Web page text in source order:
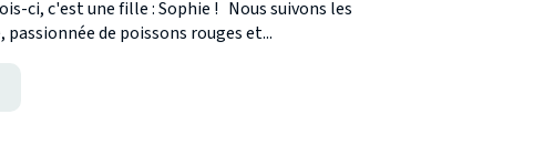
ci, c'est une fille : Sophie ! Nous suivons les
passionnée de poissons rouges et...